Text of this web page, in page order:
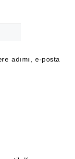
adımı, e-posta